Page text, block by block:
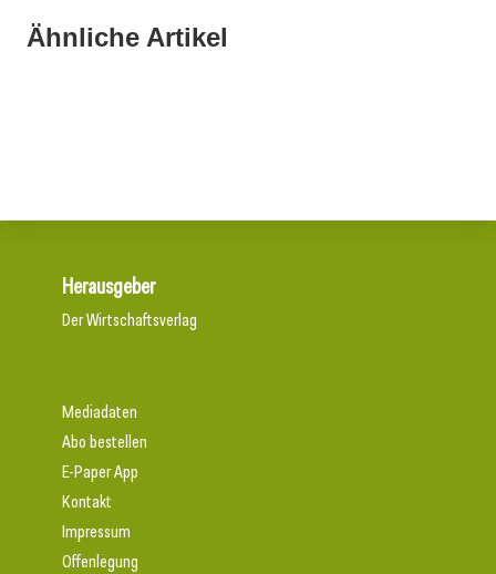
Ähnliche Artikel
13. Juli 2026
Herausgeber
Der Wirtschaftsverlag
Mediadaten
Abo bestellen
E-Paper App
Kontakt
Impressum
Offenlegung